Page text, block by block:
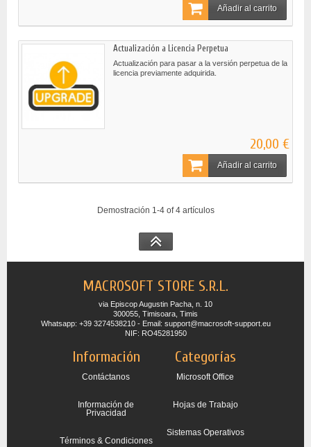
Añadir al carrito
Actualización a Licencia Perpetua
Actualización para pasar a la versión perpetua de la
licencia previamente adquirida.
20,00 €
Añadir al carrito
Demostración 1-4 of 4 artículos
MACROSOFT STORE S.R.L.
via Episcop Augustin Pacha, n. 10
300055, Timisoara, Timis
Whatsapp: +39 3274538210 - Email: support@macrosoft-support.eu
NIF: RO45281950
Información
Contáctanos
Información de
Privacidad
Términos & Condiciones
Categorías
Microsoft Office
Hojas de Trabajo
Sistemas Operativos